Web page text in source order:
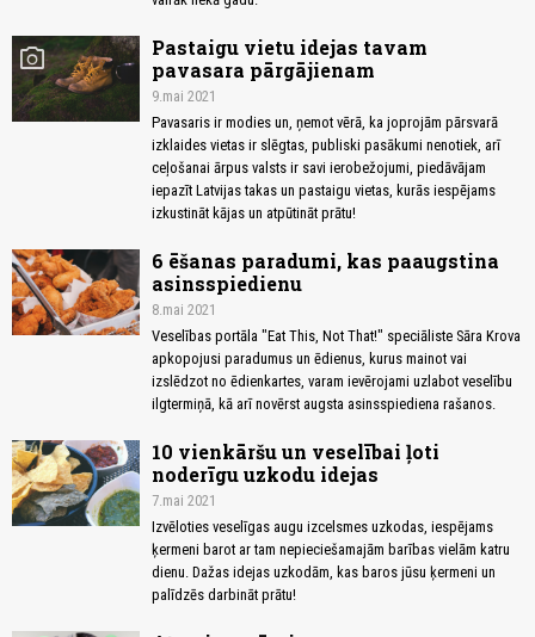
photo_camera
Pastaigu vietu idejas tavam
pavasara pārgājienam
9.mai 2021
Pavasaris ir modies un, ņemot vērā, ka joprojām pārsvarā
izklaides vietas ir slēgtas, publiski pasākumi nenotiek, arī
ceļošanai ārpus valsts ir savi ierobežojumi, piedāvājam
iepazīt Latvijas takas un pastaigu vietas, kurās iespējams
izkustināt kājas un atpūtināt prātu!
6 ēšanas paradumi, kas paaugstina
asinsspiedienu
8.mai 2021
Veselības portāla "Eat This, Not That!" speciāliste Sāra Krova
apkopojusi paradumus un ēdienus, kurus mainot vai
izslēdzot no ēdienkartes, varam ievērojami uzlabot veselību
ilgtermiņā, kā arī novērst augsta asinsspiediena rašanos.
10 vienkāršu un veselībai ļoti
noderīgu uzkodu idejas
7.mai 2021
Izvēloties veselīgas augu izcelsmes uzkodas, iespējams
ķermeni barot ar tam nepieciešamajām barības vielām katru
dienu. Dažas idejas uzkodām, kas baros jūsu ķermeni un
palīdzēs darbināt prātu!